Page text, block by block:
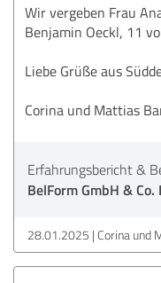
Wir vergeben Frau
Benjamin Oeckl, 11
Liebe Grüße aus
Corina und Mattias
Erfahrungsbericht &
BelForm GmbH & Co.
28.01.2025 Corina und